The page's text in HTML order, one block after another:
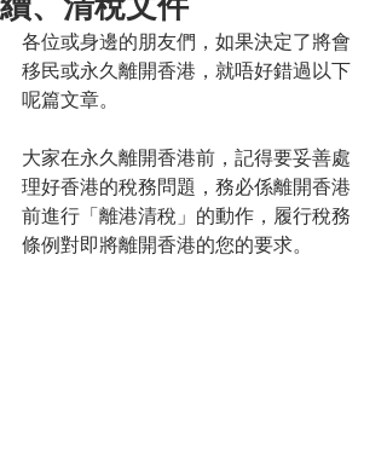
各位或身邊的朋友們，如果決定了將會
移民或永久離開香港，就唔好錯過以下
呢篇文章。
大家在永久離開香港前，記得要妥善處
理好香港的稅務問題，務必係離開香港
前進行「離港清稅」的動作，履行稅務
條例對即將離開香港的您的要求。